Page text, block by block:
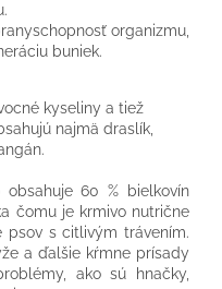
organizmu,
buniek.
kyseliny a tiež
najmä draslík,
60 % bielkovín
čomu je krmivo nutrične
psov s citlivým trávením.
a ďalšie kŕmne prísady
ako sú hnačky,